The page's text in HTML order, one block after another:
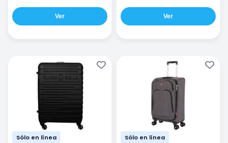
Ver Ver
Sólo en línea Sólo en línea